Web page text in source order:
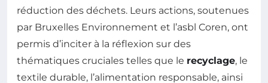
réduction des déchets. Leurs actions, soutenues
par Bruxelles Environnement et l’asbl Coren, ont
permis d’inciter à la réflexion sur des
thématiques cruciales telles que le recyclage, le
textile durable, l’alimentation responsable, ainsi